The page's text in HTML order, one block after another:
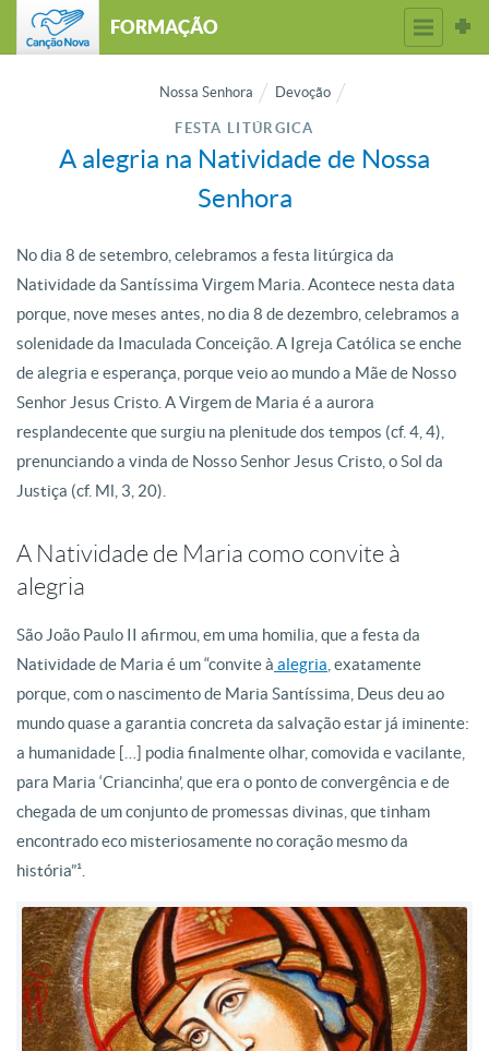
FORMAÇÃO
Nossa Senhora Devoção
FESTA LITÚRGICA
A alegria na Natividade de Nossa
Senhora
No dia 8 de setembro, celebramos a festa litúrgica da
Natividade da Santíssima Virgem Maria. Acontece nesta data
porque, nove meses antes, no dia 8 de dezembro, celebramos a
solenidade da Imaculada Conceição. A Igreja Católica se enche
de alegria e esperança, porque veio ao mundo a Mãe de Nosso
Senhor Jesus Cristo. A Virgem de Maria é a aurora
resplandecente que surgiu na plenitude dos tempos (cf. 4, 4),
prenunciando a vinda de Nosso Senhor Jesus Cristo, o Sol da
Justiça (cf. Ml, 3, 20).
A Natividade de Maria como convite à
alegria
São João Paulo II afirmou, em uma homilia, que a festa da
Natividade de Maria é um “convite à alegria , exatamente
porque, com o nascimento de Maria Santíssima, Deus deu ao
mundo quase a garantia concreta da salvação estar já iminente:
a humanidade […] podia finalmente olhar, comovida e vacilante,
para Maria ‘Criancinha’, que era o ponto de convergência e de
chegada de um conjunto de promessas divinas, que tinham
encontrado eco misteriosamente no coração mesmo da
história”¹.